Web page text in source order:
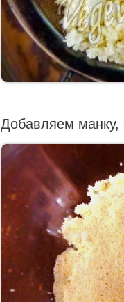
Добавляем манку,